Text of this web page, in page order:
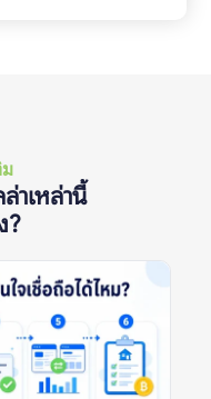
าเหล่านี้
?